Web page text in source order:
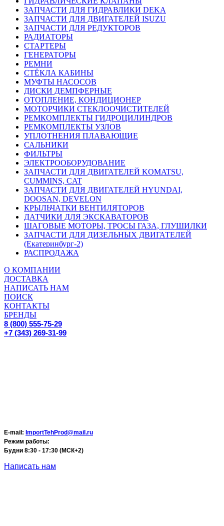
ЗАПЧАСТИ ДЛЯ ГИДРАВЛИКИ DEKA
ЗАПЧАСТИ ДЛЯ ДВИГАТЕЛЕЙ ISUZU
ЗАПЧАСТИ ДЛЯ РЕДУКТОРОВ
РАДИАТОРЫ
СТАРТЕРЫ
ГЕНЕРАТОРЫ
РЕМНИ
СТЁКЛА КАБИНЫ
МУФТЫ НАСОСОВ
ДИСКИ ДЕМПФЕРНЫЕ
ОТОПЛЕНИЕ, КОНДИЦИОНЕР
МОТОРЧИКИ СТЕКЛООЧИСТИТЕЛЕЙ
РЕМКОМПЛЕКТЫ ГИДРОЦИЛИНДРОВ
РЕМКОМПЛЕКТЫ УЗЛОВ
УПЛОТНЕНИЯ ПЛАВАЮЩИЕ
САЛЬНИКИ
ФИЛЬТРЫ
ЭЛЕКТРООБОРУДОВАНИЕ
ЗАПЧАСТИ ДЛЯ ДВИГАТЕЛЕЙ KOMATSU,
CUMMINS, CAT
ЗАПЧАСТИ ДЛЯ ДВИГАТЕЛЕЙ HYUNDAI,
DOOSAN, DEVELON
КРЫЛЬЧАТКИ ВЕНТИЛЯТОРОВ
ДАТЧИКИ ДЛЯ ЭКСКАВАТОРОВ
ШАГОВЫЕ МОТОРЫ, ТРОСЫ ГАЗА, ГЛУШИЛКИ
ЗАПЧАСТИ ДЛЯ ДИЗЕЛЬНЫХ ДВИГАТЕЛЕЙ
(Екатеринбург-2)
РАСПРОДАЖА
О КОМПАНИИ
ДОСТАВКА
НАПИСАТЬ НАМ
ПОИСК
КОНТАКТЫ
БРЕНДЫ
8 (800) 555-75-29
+7 (343) 269-31-99
E-mail: ImportTehProd@mail.ru
Режим работы:
Будни 8:30 - 17:30 (МСК+2)
Написать нам